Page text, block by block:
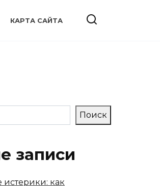
КАРТА САЙТА
Поиск
записи
истерики: как